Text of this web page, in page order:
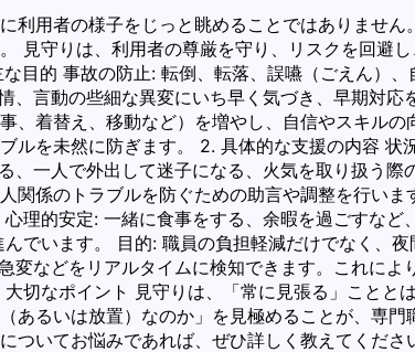
利用者の様子をじっと眺めることではありませ
見守りは、利用者の尊厳を守り、リスクを回避
目的 事故の防止: 転倒、転落、誤嚥（ごえん）
、言動の些細な異変にいち早く気づき、早期対
、着替え、移動など）を増やし、自信やスキル
ルを未然に防ぎます。 2. 具体的な支援の内容
、一人で外出して迷子になる、火気を取り扱う
関係のトラブルを防ぐための助言や調整を行い
理的安定: 一緒に食事をする、余暇を過ごすな
でいます。 目的: 職員の負担軽減だけでなく、
変などをリアルタイムに検知できます。これに
切なポイント 見守りは、「常に見張る」こと
あるいは放置）なのか」を見極めることが、専
いてお悩みであれば、ぜひ詳しく教えてくださ